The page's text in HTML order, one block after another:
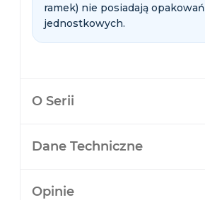
ramek) nie posiadają opakowań
jednostkowych.
O Serii
Dane Techniczne
Opinie